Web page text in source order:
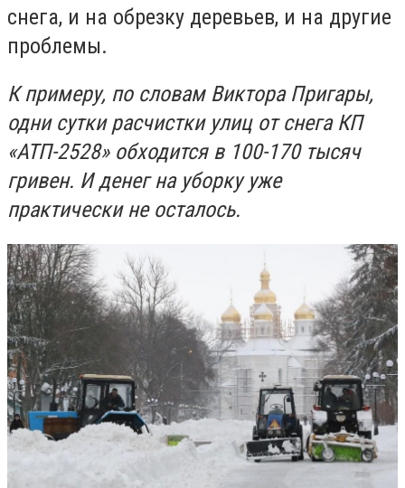
снега, и на обрезку деревьев, и на другие
проблемы.
К примеру, по словам Виктора Пригары,
одни сутки расчистки улиц от снега КП
«АТП-2528» обходится в 100-170 тысяч
гривен. И денег на уборку уже
практически не осталось.